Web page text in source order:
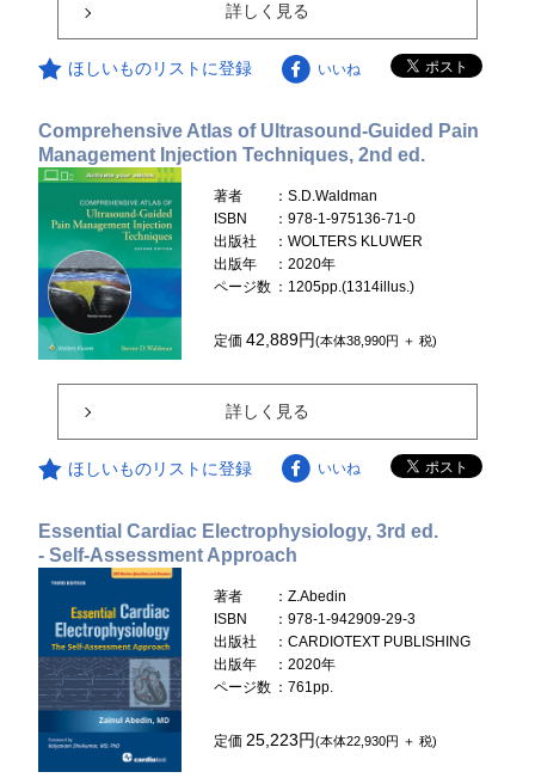
詳しく見る
ほしいものリストに登録 いいね
Comprehensive Atlas of Ultrasound-Guided Pain
Management Injection Techniques, 2nd ed.
著者
：S.D.Waldman
ISBN
：978-1-975136-71-0
出版社
：WOLTERS KLUWER
出版年
：2020年
ページ数 ：1205pp.(1314illus.)
定価42,889円(本体38,990円 ＋ 税)
詳しく見る
ほしいものリストに登録 いいね
Essential Cardiac Electrophysiology, 3rd ed.
- Self-Assessment Approach
著者
：Z.Abedin
ISBN
：978-1-942909-29-3
出版社
：CARDIOTEXT PUBLISHING
出版年
：2020年
ページ数 ：761pp.
定価 25,223円(本体22,930円 ＋ 税)